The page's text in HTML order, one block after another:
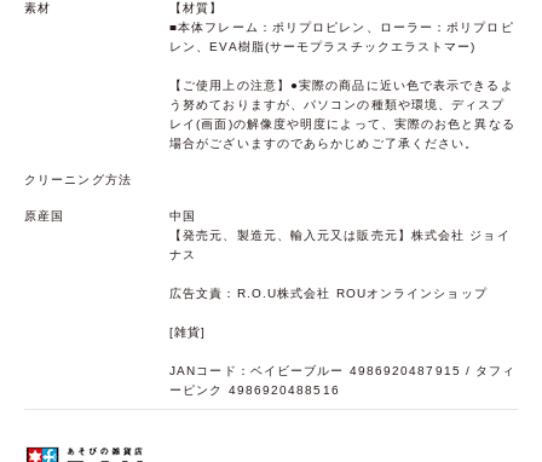
素材
【材質】
■本体フレーム：ポリプロピレン、ローラー：ポリプロピ
レン、EVA樹脂(サーモプラスチックエラストマー)
【ご使用上の注意】●実際の商品に近い色で表示できるよ
う努めておりますが、パソコンの種類や環境、ディスプ
レイ(画面)の解像度や明度によって、実際のお色と異なる
場合がございますのであらかじめご了承ください。
クリーニング方法
原産国
中国
【発売元、製造元、輸入元又は販売元】株式会社 ジョイ
ナス
広告文責：R.O.U株式会社 ROUオンラインショップ
[雑貨]
JANコード：ベイビーブルー 4986920487915 / タフィ
ーピンク 4986920488516